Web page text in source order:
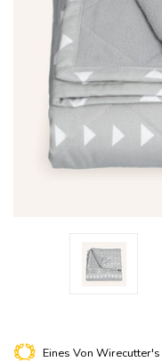
Eines Von Wirecutter's